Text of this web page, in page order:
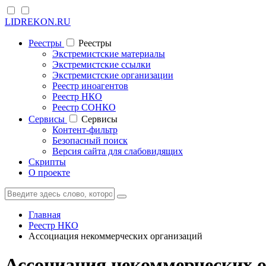
LIDREKON.RU
Реестры
Реестры
Экстремистские материалы
Экстремистские ссылки
Экстремистские организации
Реестр иноагентов
Реестр НКО
Реестр СОНКО
Cервисы
Cервисы
Контент-фильтр
Безопасный поиск
Версия сайта для слабовидящих
Скрипты
О проекте
Главная
Реестр НКО
Ассоциация некоммерческих организаций